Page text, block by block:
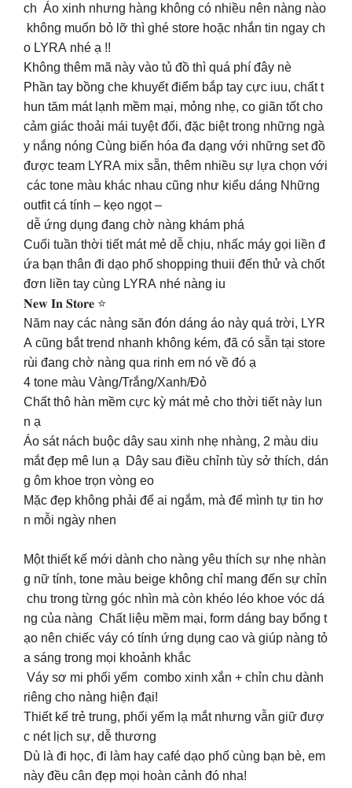
ch Áo xinh nhưng hàng không có nhiều nên nàng nào
không muốn bỏ lỡ thì ghé store hoặc nhắn tin ngay ch
o LYRA nhé ạ !!
Không thêm mã này vào tủ đồ thì quá phí đây nè
Phần tay bồng che khuyết điểm bắp tay cực iuu, chất t
hun tăm mát lạnh mềm mại, mỏng nhẹ, co giãn tốt cho
cảm giác thoải mái tuyệt đối, đặc biệt trong những ngà
y nắng nóng Cùng biến hóa đa dạng với những set đồ
được team LYRA mix sẵn, thêm nhiều sự lựa chọn với
các tone màu khác nhau cũng như kiểu dáng Những
outfit cá tính – kẹo ngọt –
dễ ứng dụng đang chờ nàng khám phá
Cuối tuần thời tiết mát mẻ dễ chịu, nhấc máy gọi liền đ
ứa bạn thân đi dạo phố shopping thuii đến thử và chốt
đơn liền tay cùng LYRA nhé nàng iu
𝐍𝐞𝐰 𝐈𝐧 𝐒𝐭𝐨𝐫𝐞 ⭐
Năm nay các nàng săn đón dáng áo này quá trời, LYR
A cũng bắt trend nhanh không kém, đã có sẵn tại store
rùi đang chờ nàng qua rinh em nó về đó ạ
4 tone màu Vàng/Trắng/Xanh/Đỏ
Chất thô hàn mềm cực kỳ mát mẻ cho thời tiết này lun
n ạ
Áo sát nách buộc dây sau xinh nhẹ nhàng, 2 màu diu
mắt đẹp mê lun ạ Dây sau điều chỉnh tùy sở thích, dán
g ôm khoe trọn vòng eo
Mặc đẹp không phải để ai ngắm, mà để mình tự tin hơ
n mỗi ngày nhen
Một thiết kế mới dành cho nàng yêu thích sự nhẹ nhàn
g nữ tính, tone màu beige không chỉ mang đến sự chỉn
chu trong từng góc nhìn mà còn khéo léo khoe vóc dá
ng của nàng Chất liệu mềm mại, form dáng bay bổng t
ạo nên chiếc váy có tính ứng dụng cao và giúp nàng tỏ
a sáng trong mọi khoảnh khắc
Váy sơ mi phối yếm combo xinh xắn + chỉn chu dành
riêng cho nàng hiện đại!
Thiết kế trẻ trung, phối yếm lạ mắt nhưng vẫn giữ đượ
c nét lịch sự, dễ thương
Dù là đi học, đi làm hay café dạo phố cùng bạn bè, em
này đều cân đẹp mọi hoàn cảnh đó nha!